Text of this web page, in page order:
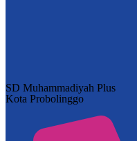
SD Muhammadiyah Plus
Kota Probolinggo